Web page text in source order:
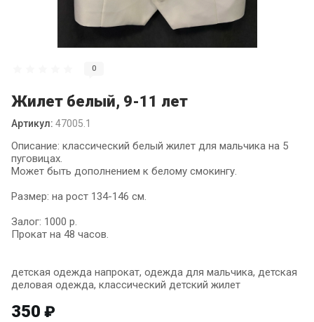
0
Жилет белый, 9-11 лет
Артикул: 47005.1
Описание: классический белый жилет для мальчика на 5
пуговицах.
Может быть дополнением к белому смокингу.
Размер: на рост 134-146 см.
Залог: 1000 р.
Прокат на 48 часов.
детская одежда напрокат, одежда для мальчика, детская
деловая одежда, классический детский жилет
350 ₽